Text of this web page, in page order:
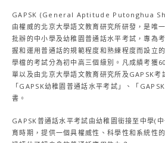
GAPSK (General Aptitude Putonghua
由權威的北京大學語文教育研究所研發，是唯
批辦的中小學及幼稚園普通話水平考試，專為
握和運用普通話的規範程度和熟練程度而設立
學檔的考試分為初中高三個級別。凡成績考獲
單以及由北京大學語文教育研究所及GAPSK考
「GAPSK幼稚園普通話水平考試」、「
書。
GAPSK普通話水平考試由幼稚園銜接至中學(
育時期，提供一個具權威性、科學性和系統性